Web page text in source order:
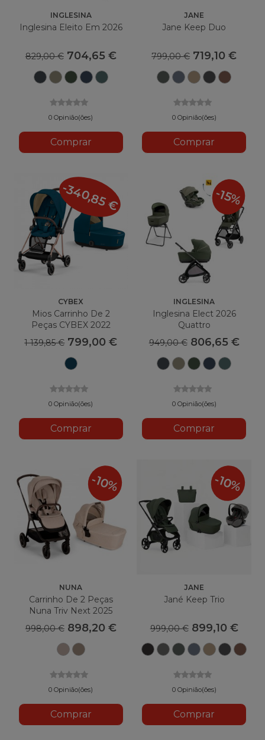
INGLESINA
Inglesina Eleito Em 2026
829,00 € 704,65 €
Cinzento
Garagem
Hangar
LoftRooftop
Studio
0 Opinião(ões)
Comprar
JANE
Jane Keep Duo
799,00 € 719,10 €
U78SeloU85Nuvem
U84
0 Opinião(ões)
Comprar
CYBEX
Mios Carrinho De 2
Peças CYBEX 2022
1 139,85 € 799,00 €
Azul
0 Opinião(ões)
Comprar
-340,85 €
INGLESINA
Inglesina Elect 2026
Quattro
949,00 € 806,65 €
Cinzento
Garagem
Hangar
LoftRooftop
Studio
0 Opinião(ões)
Comprar
-15%
NUNA
Carrinho De 2 Peças
Nuna Triv Next 2025
998,00 € 898,20 €
Biscotti
Cedro
0 Opinião(ões)
Comprar
-10%
JANE
Jané Keep Trio
999,00 € 899,10 €
MattMarsU78SeloU85
0 Opinião(ões)
Comprar
-10%